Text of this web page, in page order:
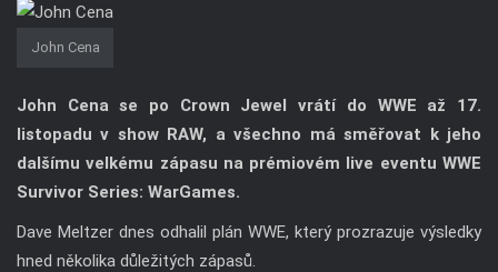
John Cena
John Cena se po Crown Jewel vrátí do WWE až 17.
listopadu v show RAW, a všechno má směřovat k jeho
dalšímu velkému zápasu na prémiovém live eventu WWE
Survivor Series: WarGames.
Dave Meltzer dnes odhalil plán WWE, který prozrazuje výsledky
hned několika důležitých zápasů.